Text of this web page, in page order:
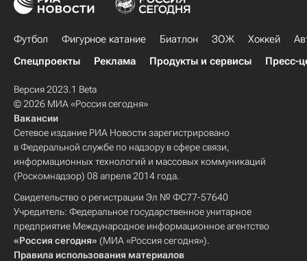
Футбол Фигурное катание Биатлон ЗОЖ Хоккей
Спецпроекты
Реклама Продукты и сервисы Пресс-
Версия 2023.1 Beta
© 2026 МИА «Россия сегодня»
Вакансии
Сетевое издание РИА Новости зарегистрировано
в Федеральной службе по надзору в сфере связи,
информационных технологий и массовых коммуникаций
(Роскомнадзор) 08 апреля 2014 года.
Свидетельство о регистрации Эл № ФС77-57640
Учредитель: Федеральное государственное унитарное
предприятие Международное информационное агентство
«Россия сегодня» (МИА «Россия сегодня»).
Правила использования материалов